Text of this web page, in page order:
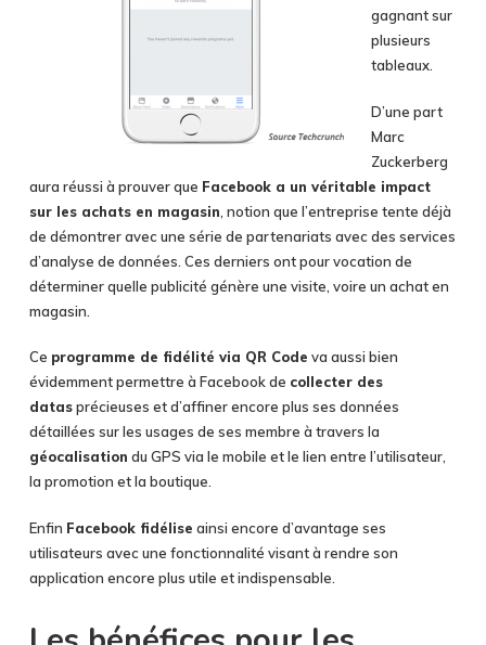
gagnant sur
plusieurs
tableaux.
D’une part
Marc
Zuckerberg
aura réussi à prouver que Facebook a un véritable impact
sur les achats en magasin , notion que l’entreprise tente déjà
de démontrer avec une série de partenariats avec des services
d’analyse de données. Ces derniers ont pour vocation de
déterminer quelle publicité génère une visite, voire un achat en
magasin.
Ce programme de fidélité via QR Code va aussi bien
évidemment permettre à Facebook de collecter des
datasprécieuses et d’affiner encore plus ses données
détaillées sur les usages de ses membre à travers la
géocalisation du GPS via le mobile et le lien entre l’utilisateur,
la promotion et la boutique.
Enfin Facebook fidélise ainsi encore d’avantage ses
utilisateurs avec une fonctionnalité visant à rendre son
application encore plus utile et indispensable.